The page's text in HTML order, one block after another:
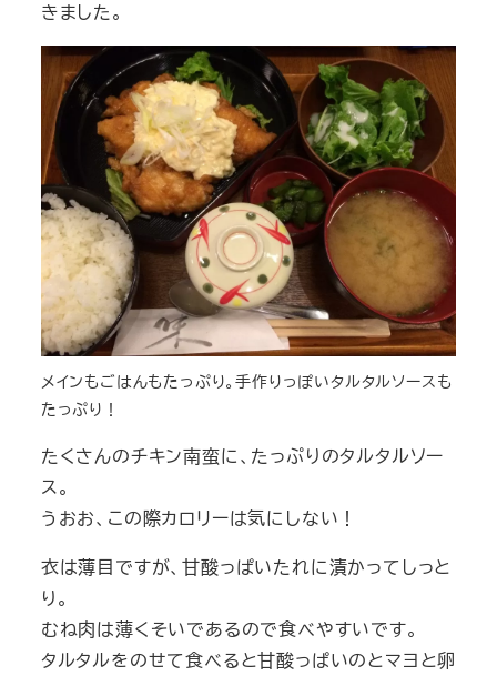
きました。
メインもごはんもたっぷり。手作りっぽいタルタルソースも
たっぷり！
たくさんのチキン南蛮に、たっぷりのタルタルソー
ス。
うおお、この際カロリーは気にしない！
衣は薄目ですが、甘酸っぱいたれに漬かってしっと
り。
むね肉は薄くそいであるので食べやすいです。
タルタルをのせて食べると甘酸っぱいのとマヨと卵